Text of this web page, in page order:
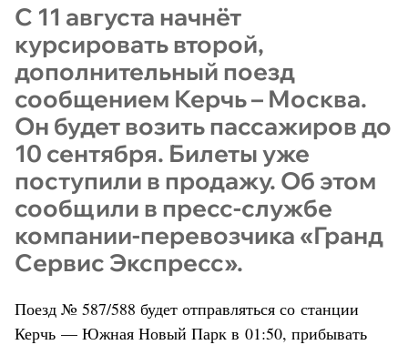
С 11 августа начнёт
курсировать второй,
дополнительный поезд
сообщением Керчь – Москва.
Он будет возить пассажиров до
10 сентября. Билеты уже
поступили в продажу. Об этом
сообщили в пресс-службе
компании-перевозчика «Гранд
Сервис Экспресс».
Поезд № 587/588 будет отправляться со станции
Керчь — Южная Новый Парк в 01:50, прибывать